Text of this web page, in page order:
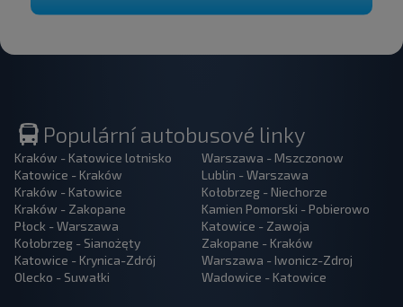
Populární autobusové linky
Kraków - Katowice lotnisko
Katowice - Kraków
Kraków - Katowice
Kraków - Zakopane
Płock - Warszawa
Kołobrzeg - Sianożęty
Katowice - Krynica-Zdrój
Olecko - Suwałki
Warszawa - Mszczonow
Lublin - Warszawa
Kołobrzeg - Niechorze
Kamien Pomorski - Pobierowo
Katowice - Zawoja
Zakopane - Kraków
Warszawa - Iwonicz-Zdroj
Wadowice - Katowice